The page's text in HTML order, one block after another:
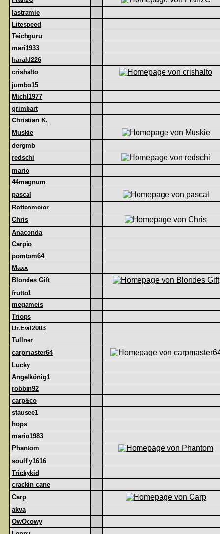
lastramie
Litespeed
Teichguru
mari1933
harald226
crishalto
jumbo15
Michl1977
grimbart
Christian K.
Muskie
dergmb
redschi
mario
44magnum
pascal
Rottenmeier
Chris
Anaconda
Carpio
pomtom64
Maxx
Blondes Gift
frutto1
megameis
Triops
Dr.Evil2003
Tullner
carpmaster64
Lucky
Angelkönig1
robbin92
carp&co
stausee1
hops
mario1983
Phantom
soulfly1616
Trickykid
crackin cane
Carp
akva
OwOcowy